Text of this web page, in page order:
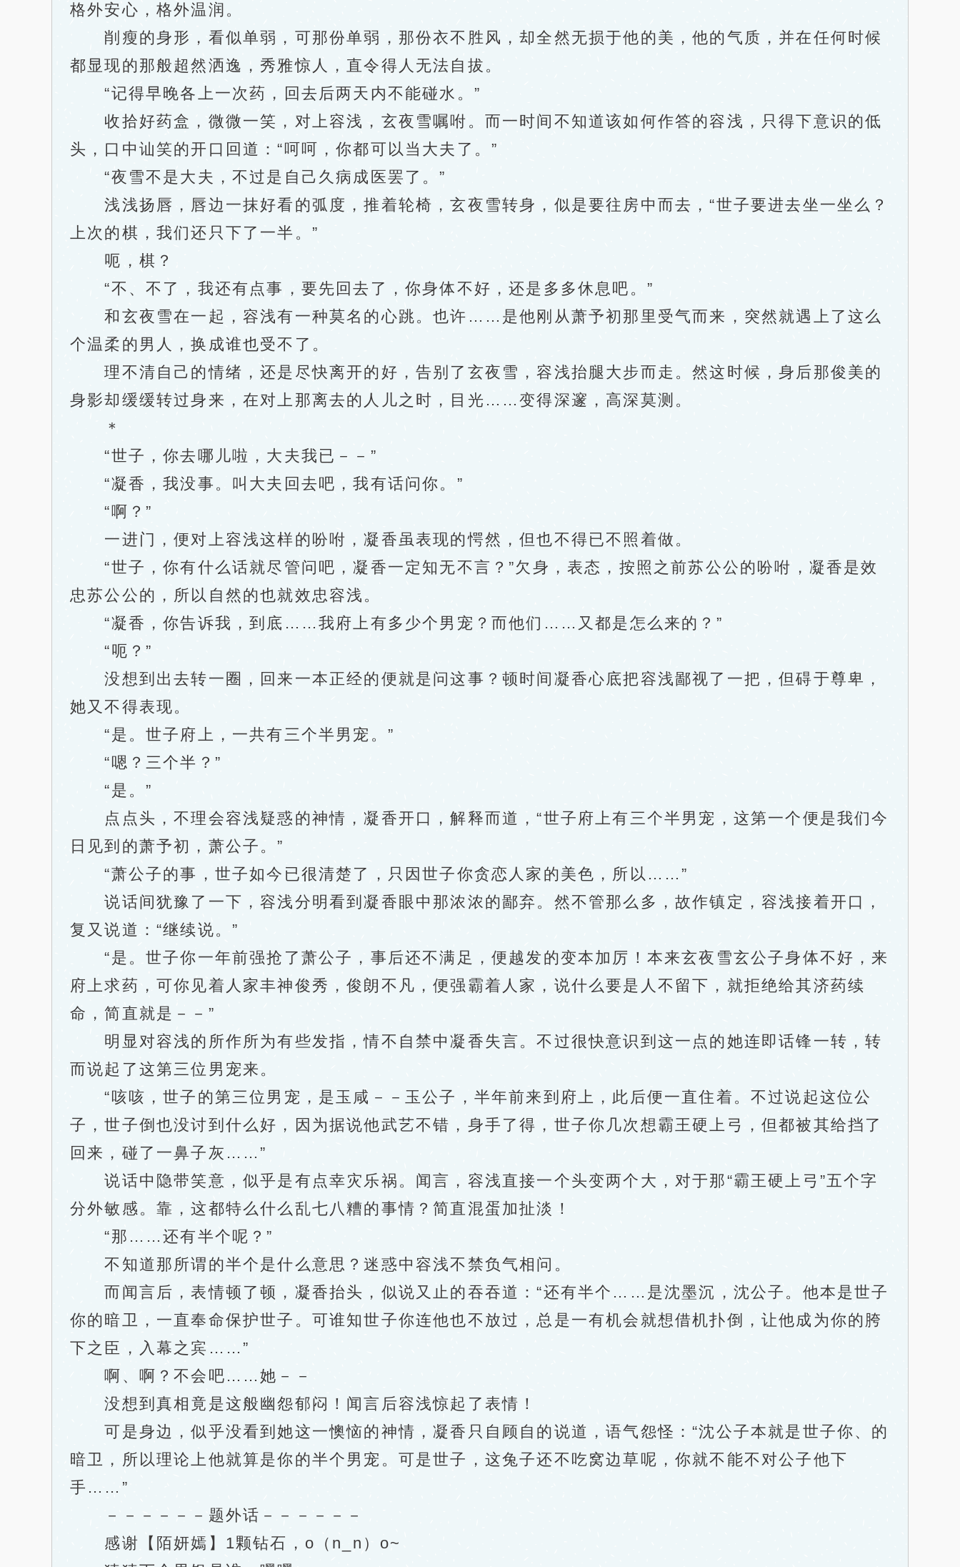
格外安心，格外温润。
削瘦的身形，看似单弱，可那份单弱，那份衣不胜风，却全然无损于他的美，他的气质，并在任何时候
都显现的那般超然洒逸，秀雅惊人，直令得人无法自拔。
“记得早晚各上一次药，回去后两天内不能碰水。”
收拾好药盒，微微一笑，对上容浅，玄夜雪嘱咐。而一时间不知道该如何作答的容浅，只得下意识的低
头，口中讪笑的开口回道：“呵呵，你都可以当大夫了。”
“夜雪不是大夫，不过是自己久病成医罢了。”
浅浅扬唇，唇边一抹好看的弧度，推着轮椅，玄夜雪转身，似是要往房中而去，“世子要进去坐一坐么？
上次的棋，我们还只下了一半。”
呃，棋？
“不、不了，我还有点事，要先回去了，你身体不好，还是多多休息吧。”
和玄夜雪在一起，容浅有一种莫名的心跳。也许……是他刚从萧予初那里受气而来，突然就遇上了这么
个温柔的男人，换成谁也受不了。
理不清自己的情绪，还是尽快离开的好，告别了玄夜雪，容浅抬腿大步而走。然这时候，身后那俊美的
身影却缓缓转过身来，在对上那离去的人儿之时，目光……变得深邃，高深莫测。
＊
“世子，你去哪儿啦，大夫我已－－”
“凝香，我没事。叫大夫回去吧，我有话问你。”
“啊？”
一进门，便对上容浅这样的吩咐，凝香虽表现的愕然，但也不得已不照着做。
“世子，你有什么话就尽管问吧，凝香一定知无不言？”欠身，表态，按照之前苏公公的吩咐，凝香是效
忠苏公公的，所以自然的也就效忠容浅。
“凝香，你告诉我，到底……我府上有多少个男宠？而他们……又都是怎么来的？”
“呃？”
没想到出去转一圈，回来一本正经的便就是问这事？顿时间凝香心底把容浅鄙视了一把，但碍于尊卑，
她又不得表现。
“是。世子府上，一共有三个半男宠。”
“嗯？三个半？”
“是。”
点点头，不理会容浅疑惑的神情，凝香开口，解释而道，“世子府上有三个半男宠，这第一个便是我们今
日见到的萧予初，萧公子。”
“萧公子的事，世子如今已很清楚了，只因世子你贪恋人家的美色，所以……”
说话间犹豫了一下，容浅分明看到凝香眼中那浓浓的鄙弃。然不管那么多，故作镇定，容浅接着开口，
复又说道：“继续说。”
“是。世子你一年前强抢了萧公子，事后还不满足，便越发的变本加厉！本来玄夜雪玄公子身体不好，来
府上求药，可你见着人家丰神俊秀，俊朗不凡，便强霸着人家，说什么要是人不留下，就拒绝给其济药续
命，简直就是－－”
明显对容浅的所作所为有些发指，情不自禁中凝香失言。不过很快意识到这一点的她连即话锋一转，转
而说起了这第三位男宠来。
“咳咳，世子的第三位男宠，是玉咸－－玉公子，半年前来到府上，此后便一直住着。不过说起这位公
子，世子倒也没讨到什么好，因为据说他武艺不错，身手了得，世子你几次想霸王硬上弓，但都被其给挡了
回来，碰了一鼻子灰……”
说话中隐带笑意，似乎是有点幸灾乐祸。闻言，容浅直接一个头变两个大，对于那“霸王硬上弓”五个字
分外敏感。靠，这都特么什么乱七八糟的事情？简直混蛋加扯淡！
“那……还有半个呢？”
不知道那所谓的半个是什么意思？迷惑中容浅不禁负气相问。
而闻言后，表情顿了顿，凝香抬头，似说又止的吞吞道：“还有半个……是沈墨沉，沈公子。他本是世子
你的暗卫，一直奉命保护世子。可谁知世子你连他也不放过，总是一有机会就想借机扑倒，让他成为你的胯
下之臣，入幕之宾……”
啊、啊？不会吧……她－－
没想到真相竟是这般幽怨郁闷！闻言后容浅惊起了表情！
可是身边，似乎没看到她这一懊恼的神情，凝香只自顾自的说道，语气怨怪：“沈公子本就是世子你、的
暗卫，所以理论上他就算是你的半个男宠。可是世子，这兔子还不吃窝边草呢，你就不能不对公子他下
手……”
－－－－－－题外话－－－－－－
感谢【陌妍嫣】1颗钻石，o（n_n）o~